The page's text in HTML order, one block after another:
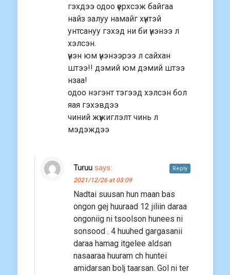
гэхдээ одоо үерхсэж байгаа
найз залуу намайг хүнтэй
унтсануу гэхэд ни би үнэнээ л
хэлсэн.
үнэн юм үнэнээрээ л сайхан
штээ!! дэмий юм дэмий штээ
нзаа!
одоо нэгэнт тэгээд хэлсэн бол
яая гэхэвдээ
чиний жүжиглэлт чинь л
мэдэждээ
Turuu says:
2021/12/26 at 03:09
Nadtai suusan hun maan bas
ongon gej huuraad 12 jiliin daraa
ongoniig ni tsoolson hunees ni
sonsood . 4 huuhed gargasanii
daraa hamag itgelee aldsan
nasaaraa huuram ch huntei
amidarsan bolj taarsan. Gol ni ter
Reply